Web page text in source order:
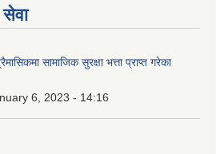
सामाजिक सुरक्षा भत्ता प्राप्त गरेका
6, 2023 - 14:16